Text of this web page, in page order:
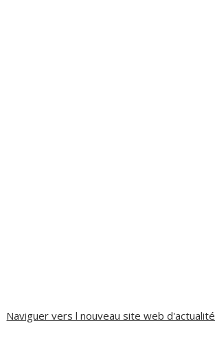
Naviguer vers l nouveau site web d'actualité